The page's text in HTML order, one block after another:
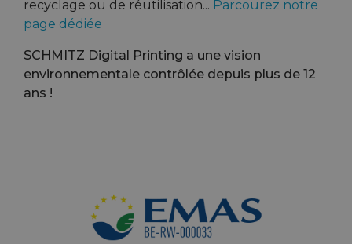
recyclage ou de réutilisation... Parcourez notre
page dédiée
SCHMITZ Digital Printing a une vision
environnementale contrôlée depuis plus de 12
ans !